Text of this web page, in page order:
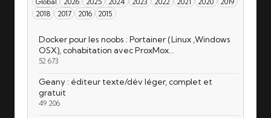
2018
2017 2016 2015
Docker pour les noobs : Portainer (Linux ,Windows
OSX), cohabitation avec ProxMox…
52 673
Geany : éditeur texte/dév léger, complet et
gratuit
49 206